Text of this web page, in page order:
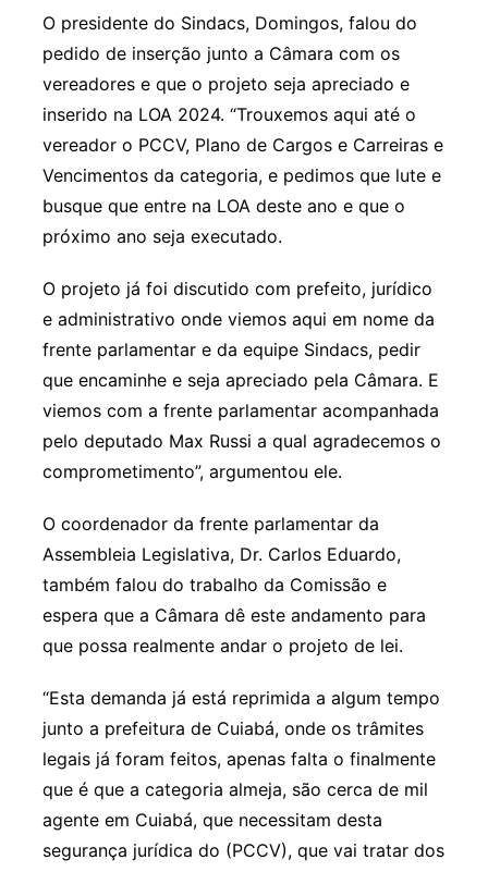
O presidente do Sindacs, Domingos, falou do
pedido de inserção junto a Câmara com os
vereadores e que o projeto seja apreciado e
inserido na LOA 2024. “Trouxemos aqui até o
vereador o PCCV, Plano de Cargos e Carreiras e
Vencimentos da categoria, e pedimos que lute e
busque que entre na LOA deste ano e que o
próximo ano seja executado.
O projeto já foi discutido com prefeito, jurídico
e administrativo onde viemos aqui em nome da
frente parlamentar e da equipe Sindacs, pedir
que encaminhe e seja apreciado pela Câmara. E
viemos com a frente parlamentar acompanhada
pelo deputado Max Russi a qual agradecemos o
comprometimento”, argumentou ele.
O coordenador da frente parlamentar da
Assembleia Legislativa, Dr. Carlos Eduardo,
também falou do trabalho da Comissão e
espera que a Câmara dê este andamento para
que possa realmente andar o projeto de lei.
“Esta demanda já está reprimida a algum tempo
junto a prefeitura de Cuiabá, onde os trâmites
legais já foram feitos, apenas falta o finalmente
que é que a categoria almeja, são cerca de mil
agente em Cuiabá, que necessitam desta
segurança jurídica do (PCCV), que vai tratar dos